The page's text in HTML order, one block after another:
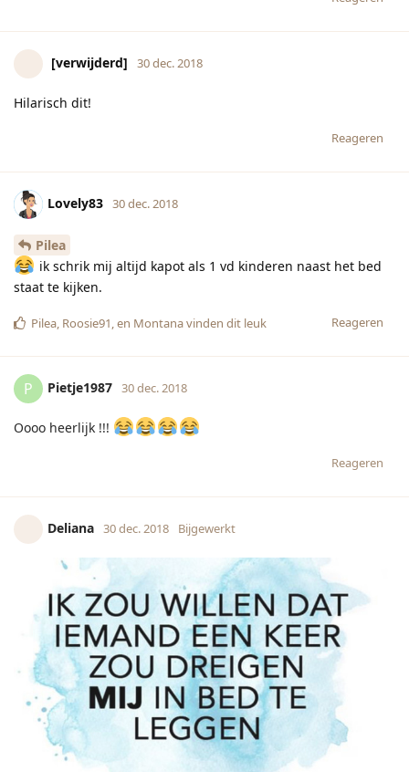
[verwijderd] 30 dec. 2018
Hilarisch dit!
Reageren
Lovely83 30 dec. 2018
Pilea
ik schrik mij altijd kapot als 1 vd kinderen naast het bed
staat te kijken.
Reageren
Pilea, Roosie91, en Montanavinden dit leuk
P Pietje1987 30 dec. 2018
Oooo heerlijk !!!
Reageren
Deliana 30 dec. 2018 Bijgewerkt